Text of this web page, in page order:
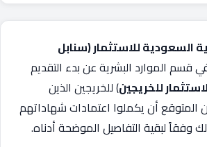
السعودية للاستثمار (سنابل
قسم الموارد البشرية عن بدء التقديم
للخريجين) للخريجين الذين
المتوقع أن يكملوا اعتمادات شهاداتهم